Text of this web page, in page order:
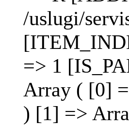
/uslugi/
=> 1
Array ( [0]
) [1] =>